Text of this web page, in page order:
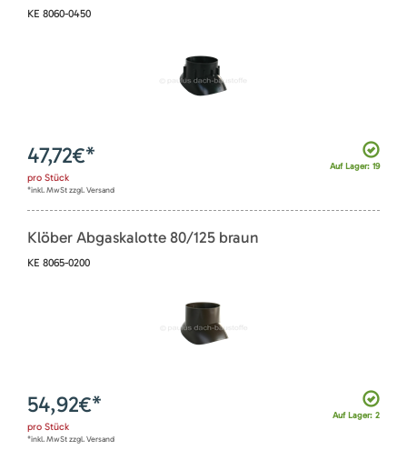
KE 8060-0450
Auf Lager: 19
47,72€*
pro Stück
*inkl. MwSt zzgl. Versand
Klöber Abgaskalotte 80/125 braun
KE 8065-0200
Auf Lager: 2
54,92€*
pro Stück
*inkl. MwSt zzgl. Versand